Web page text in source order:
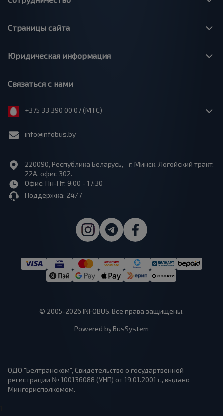
Страницы сайта
Юридическая информация
Связаться с нами
+375 33 390 00 07 (МТС)
info@infobus.by
220090, Республика Беларусь, г. Минск, Логойский тракт,
22А, офис 302.
Офис: Пн-Пт, 9:00 - 17:30
Поддержка: 24/7
© 2005-2026 INFOBUS. Все права защищены.
Powered by BusSystem
ОДО "Белтранском", Свидетельство о государтвенной
регистрации № 100136088 (УНП) от 19.01.2001 г., выдано
Мингорисполкомом.